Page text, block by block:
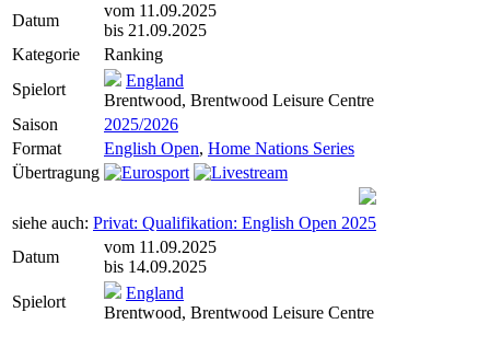
Datum
vom 11.09.2025
bis 21.09.2025
Kategorie
Ranking
Spielort
England
Brentwood, Brentwood Leisure Centre
Saison
2025/2026
Format
English Open, Home Nations Series
Übertragung
siehe auch: Privat: Qualifikation: English Open 2025
Datum
vom 11.09.2025
bis 14.09.2025
Spielort
England
Brentwood, Brentwood Leisure Centre